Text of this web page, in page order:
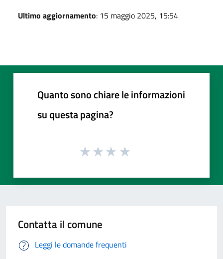
Ultimo aggiornamento: 15 maggio 2025, 15:54
Quanto sono chiare le informazioni
su questa pagina?
Contatta il comune
Leggi le domande frequenti